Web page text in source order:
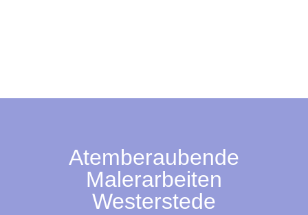
Atemberaubende
Malerarbeiten
Westerstede